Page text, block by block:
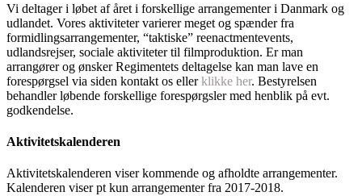
Vi deltager i løbet af året i forskellige arrangementer i Danmark og
udlandet. Vores aktiviteter varierer meget og spænder fra
formidlingsarrangementer, “taktiske” reenactmentevents,
udlandsrejser, sociale aktiviteter til filmproduktion. Er man
arrangører og ønsker Regimentets deltagelse kan man lave en
forespørgsel via siden kontakt os ellerklikke her. Bestyrelsen
behandler løbende forskellige forespørgsler med henblik på evt.
godkendelse.
Aktivitetskalenderen
Aktivitetskalenderen viser kommende og afholdte arrangementer.
Kalenderen viser pt kun arrangementer fra 2017-2018.